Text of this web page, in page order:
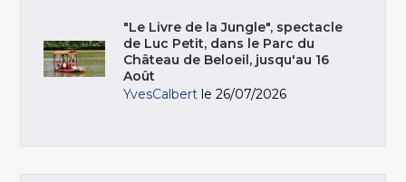
"Le Livre de la Jungle", spectacle
de Luc Petit, dans le Parc du
Château de Beloeil, jusqu'au 16
Août
YvesCalbert le 26/07/2026